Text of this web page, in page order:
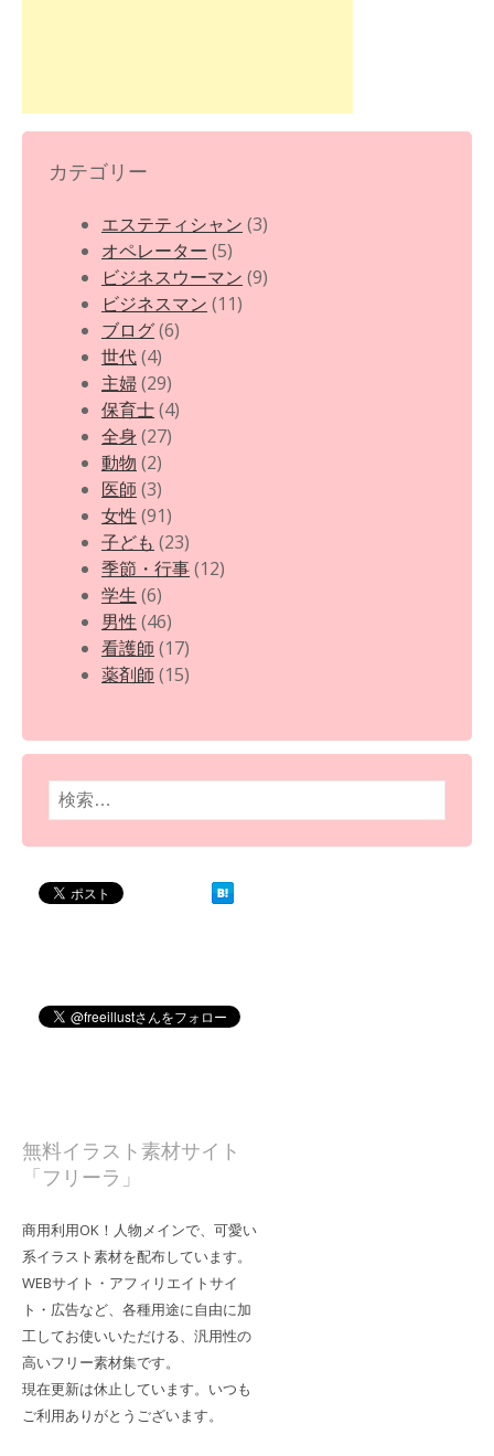
カテゴリー
エステティシャン (3)
オペレーター (5)
ビジネスウーマン (9)
ビジネスマン (11)
ブログ(6)
世代(4)
主婦(29)
保育士(4)
全身 (27)
動物 (2)
医師 (3)
女性 (91)
子ども (23)
季節・行事(12)
学生 (6)
男性 (46)
看護師 (17)
薬剤師 (15)
検
索:
無料イラスト素材サイト
「フリーラ」
商用利用OK！人物メインで、可愛い
系イラスト素材を配布しています。
WEBサイト・アフィリエイトサイ
ト・広告など、各種用途に自由に加
工してお使いいただける、汎用性の
高いフリー素材集です。
現在更新は休止しています。いつも
ご利用ありがとうございます。